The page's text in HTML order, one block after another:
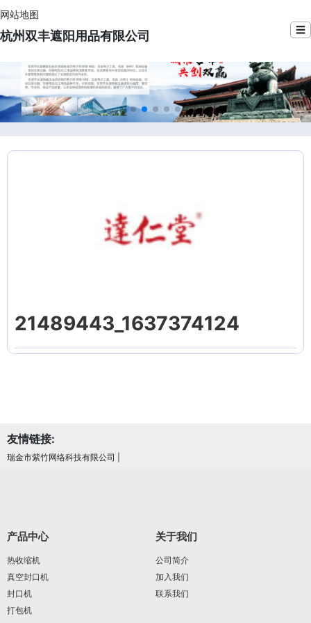
网站地图
杭州双丰遮阳用品有限公司 ☰
21489443_1637374124
友情链接:
瑞金市紫竹网络科技有限公司
产品中心
热收缩机
真空封口机
封口机
打包机
关于我们
公司简介
加入我们
联系我们